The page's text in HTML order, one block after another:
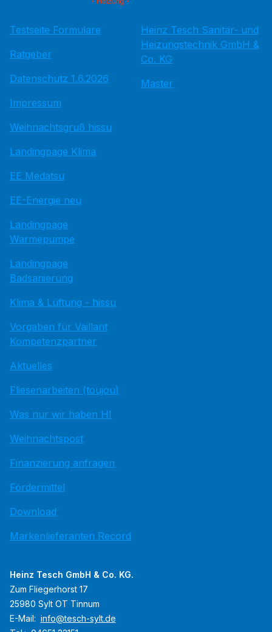
Testseite Formulare
Ratgeber
Datenschutz 1.6.2026
Impressum
Weihnachtsgruß hissu
Landingpage Klima
EE Medatsu
EE-Energie neu
Landingpage
Wärmepumpe
Landingpage
Badsanierung
Klima & Lüftung - hissu
Vorgaben für Vaillant
Kompetenzpartner
Aktuelles
Fliesenarbeiten (toujou)
Was nur wir haben HI
Weihnachtspost
Finanzierung anfragen
Fördermittel
Download
Markenlieferanten Record
Heinz Tesch Sanitär- und
Heizungstechnik GmbH &
Co. KG
Master
Heinz Tesch GmbH & Co. KG.
Zum Fliegerhorst 17
25980 Sylt OT Tinnum
E-Mail: info@tesch-sylt.de